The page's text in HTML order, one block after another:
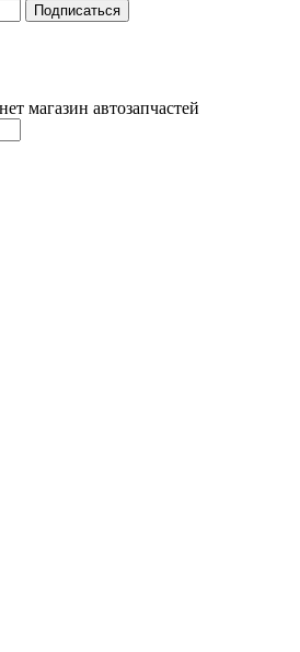
магазин автозапчастей